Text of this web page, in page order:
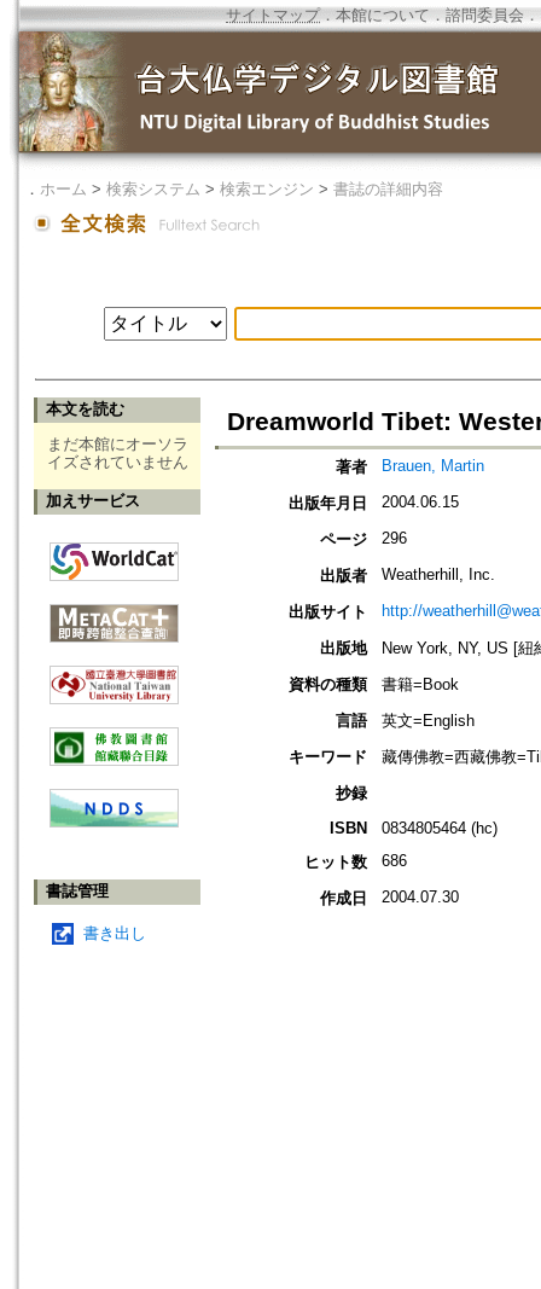
サイトマップ．本館について ． 諮問委員会 ．
． ホーム > 検索システム > 検索エンジン > 書誌の詳細内容
本文を読む
まだ本館にオーソラ
イズされていません
加えサービス
書誌管理
書き出し
Dreamworld Tibet:
著者 Brauen, Martin
出版年月日 2004.06.15
ページ 296
出版者 Weatherhill, Inc.
出版サイト http://
出版地
New York, NY, US [
資料の種類
書籍=Book
言語
英文=English
キーワード
藏傳佛教=西藏佛教
抄録
ISBN
0834805464 (hc)
ヒット数
686
作成日 2004.07.30